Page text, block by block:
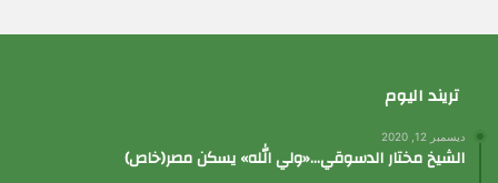
تريند اليوم
ديسمبر 12, 2020
الشيخ مختار الدسوقي…«ولي الله» يسكن مصر(خاص)